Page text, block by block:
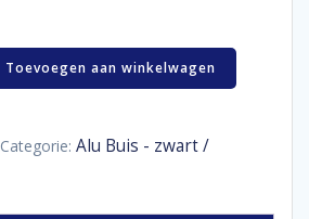
Toevoegen aan winkelwagen
Categorie: Alu Buis - zwart /